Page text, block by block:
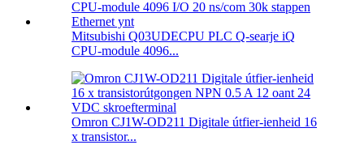
Mitsubishi Q03UDECPU PLC Q-searje iQ
CPU-module 4096...
Omron CJ1W-OD211 Digitale útfier-ienheid 16
x transistor...